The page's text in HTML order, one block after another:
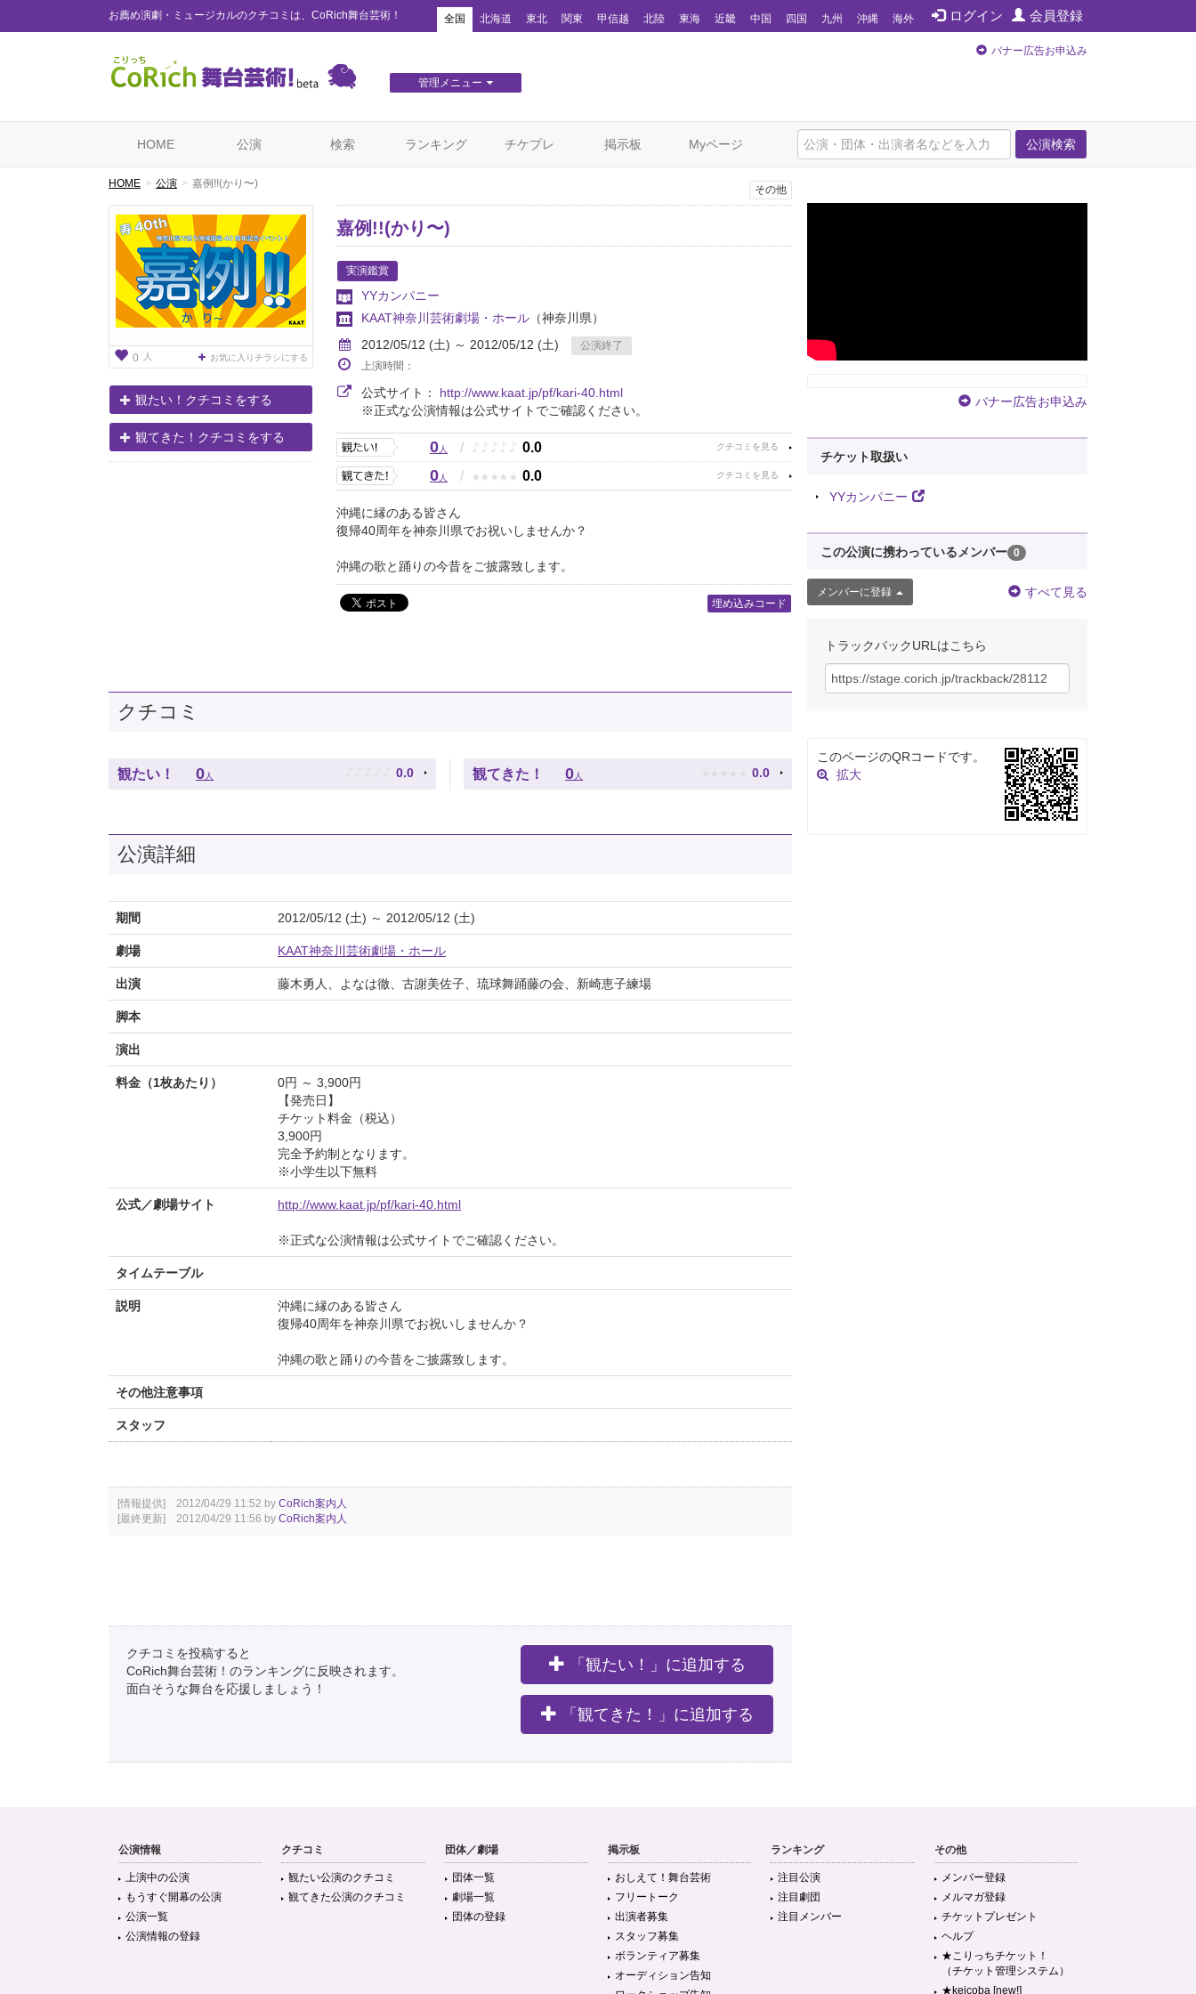
お薦め演劇・ミュージカルのクチコミは、CoRich舞台芸術！ ログイン 会員登録
全国 北海道 東北 関東 甲信越 北陸 東海 近畿 中国 四国 九州 沖縄 海外
管理メニュー
バナー広告お申込み
公演検索
HOME 公演 検索 ランキング チケプレ 掲示板 Myページ
HOME 公演 嘉例!!(かり〜)
0 人 お気に入りチラシにする
観たい！クチコミをする
観てきた！クチコミをする
その他
嘉例!!(かり〜)
実演鑑賞
YYカンパニー
KAAT神奈川芸術劇場・ホール （神奈川県）
2012/05/12 (土) ～ 2012/05/12 (土)
公演終了
上演時間：
公式サイト： http://www.kaat.jp/pf/kari-40.html
※正式な公演情報は公式サイトでご確認ください。
0人 / ♪ ♪ ♪ ♪ ♪ 0.0
0人 / ★ ★ ★ ★ ★ 0.0
沖縄に縁のある皆さん
復帰40周年を神奈川県でお祝いしませんか？
沖縄の歌と踊りの今昔をご披露致します。
埋め込みコード
クチコミ
観たい！ 0 人 ♪ ♪ ♪ ♪ ♪ 0.0 観てきた！ 0 人 ★ ★ ★ ★ ★ 0.0
公演詳細
期間 2012/05/12 (土) ～ 2012/05/12 (土)
劇場 KAAT神奈川芸術劇場・ホール
出演 藤木勇人、よなは徹、古謝美佐子、琉球舞踊藤の会、新崎恵子練場
脚本
演出
料金（1枚あたり）
0円 ～ 3,900円
【発売日】
チケット料金（税込）
3,900円
完全予約制となります。
※小学生以下無料
公式／劇場サイト http://www.kaat.jp/pf/kari-40.html
※正式な公演情報は公式サイトでご確認ください。
タイムテーブル
説明
沖縄に縁のある皆さん
復帰40周年を神奈川県でお祝いしませんか？
沖縄の歌と踊りの今昔をご披露致します。
その他注意事項
スタッフ
[情報提供] 2012/04/29 11:52 by CoRich案内人
[最終更新] 2012/04/29 11:56 by CoRich案内人
クチコミを投稿すると
CoRich舞台芸術！のランキングに反映されます。
面白そうな舞台を応援しましょう！
「観たい！」に追加する
「観てきた！」に追加する
バナー広告お申込み
チケット取扱い
YYカンパニー
この公演に携わっているメンバー 0
メンバーに登録 すべて見る
トラックバックURLはこちら
このページのQRコードです。
拡大
公演情報
上演中の公演
もうすぐ開幕の公演
公演一覧
公演情報の登録
クチコミ
観たい公演のクチコミ
観てきた公演のクチコミ
団体／劇場
団体一覧
劇場一覧
団体の登録
掲示板
おしえて！舞台芸術
フリートーク
出演者募集
スタッフ募集
ボランティア募集
オーディション告知
ランキング
注目公演
注目劇団
注目メンバー
その他
メンバー登録
メルマガ登録
チケットプレゼント
ヘルプ
★こりっちチケット！
（チケット管理システム）
★keicoba [new!]